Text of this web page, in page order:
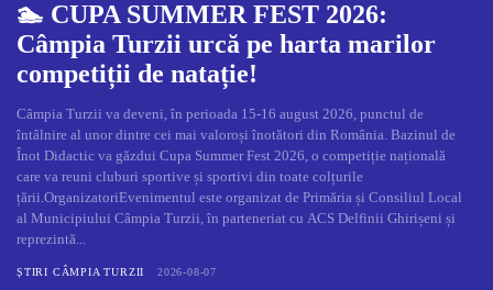
🏊 CUPA SUMMER FEST 2026:
Câmpia Turzii urcă pe harta marilor
competiții de natație!
Câmpia Turzii va deveni, în perioada 15-16 august 2026, punctul de
întâlnire al unor dintre cei mai valoroși înotători din România. Bazinul de
Înot Didactic va găzdui Cupa Summer Fest 2026, o competiție națională
care va reuni cluburi sportive și sportivi din toate colțurile
țării.OrganizatoriEvenimentul este organizat de Primăria și Consiliul Local
al Municipiului Câmpia Turzii, în parteneriat cu ACS Delfinii Ghirișeni și
reprezintă...
ȘTIRI CÂMPIA TURZII 2026-08-07